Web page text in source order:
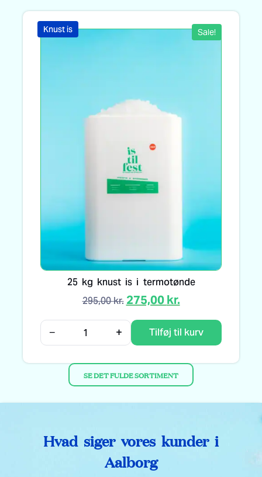
Sale!
25 kg knust is i termotønde
295,00kr. 275,00kr.
− + Tilføj til kurv
Knust is
SE DET FULDE SORTIMENT
Hvad siger vores kunder i
Aalborg